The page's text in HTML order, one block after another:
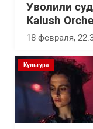
Уволили
Kalush
18 февраля,
Культура